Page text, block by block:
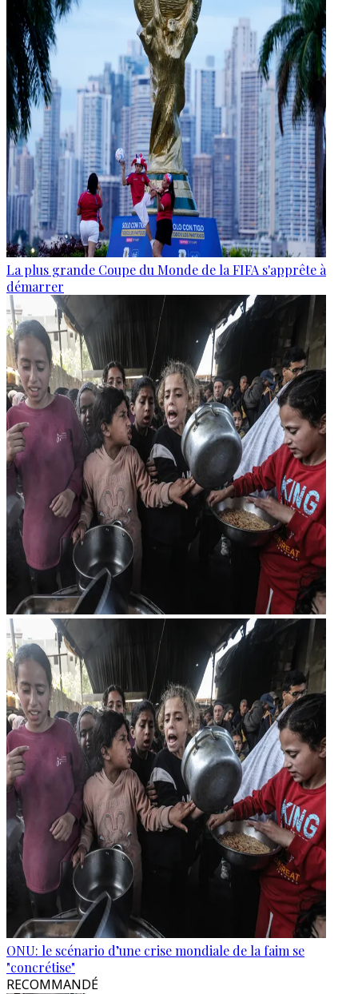
La plus grande Coupe du Monde de la FIFA s'apprête à
démarrer
ONU: le scénario d’une crise mondiale de la faim se
"concrétise"
RECOMMANDÉ